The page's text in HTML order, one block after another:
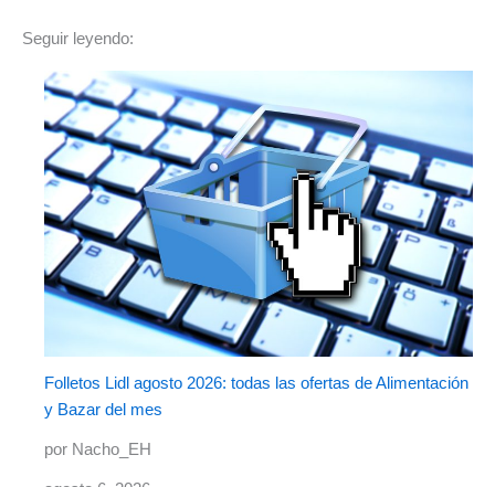
Seguir leyendo:
Folletos Lidl agosto 2026: todas las ofertas de Alimentación
y Bazar del mes
por Nacho_EH